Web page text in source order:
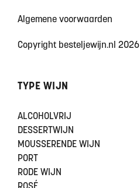
Algemene voorwaarden
Copyright besteljewijn.nl 2026
TYPE WIJN
ALCOHOLVRIJ
DESSERTWIJN
MOUSSERENDE WIJN
PORT
RODE WIJN